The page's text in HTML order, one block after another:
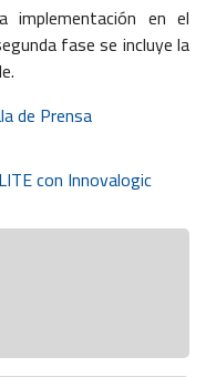
implementación en el
fase se incluye la
de Prensa
con Innovalogic